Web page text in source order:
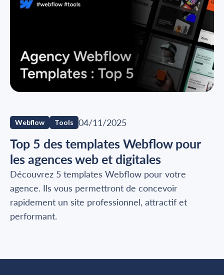
Webflow Tools 04/11/2025
Top 5 des templates Webflow pour
les agences web et digitales
Découvrez 5 templates Webflow pour votre
agence. Ils vous permettront de concevoir
rapidement un site professionnel, attractif et
performant.